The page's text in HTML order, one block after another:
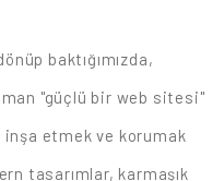
baktığımızda,
"güçlü bir web sitesi"
etmek ve korumak
tasarımlar, karmaşık